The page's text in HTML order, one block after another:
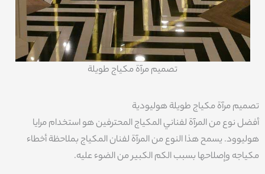
تصميم مرآة مكياج طويلة
تصميم مرآة مكياج طويلة هوليودية
أفضل نوع من المرآة لفناني المكياج المحترفين هو استخدام مرايا
هوليوود. يسمح هذا النوع من المرآة لفنان المكياج بملاحظة أخطاء
مكياجه وإصلاحها بسبب الكم الكبير من الضوء عليه.